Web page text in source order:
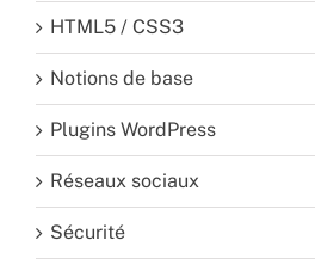
HTML5 / CSS3
Notions de base
Plugins WordPress
Réseaux sociaux
Sécurité